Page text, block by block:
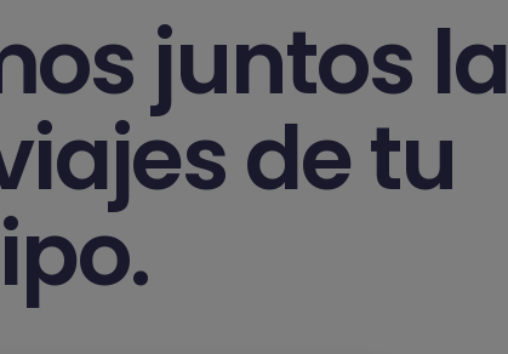
juntos la
de tu